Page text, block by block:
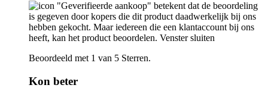
"Geverifieerde aankoop" betekent dat de beoordeling
is gegeven door kopers die dit product daadwerkelijk bij ons
hebben gekocht. Maar iedereen die een klantaccount bij ons
heeft, kan het product beoordelen. Venster sluiten
Beoordeeld met 1 van 5 Sterren.
Kon beter